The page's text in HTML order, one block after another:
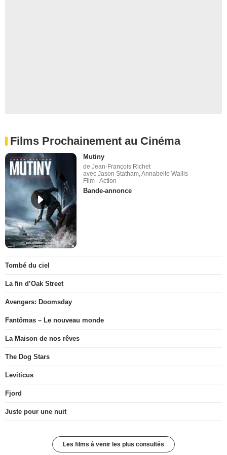
Films Prochainement au Cinéma
Mutiny
de Jean-François Richet
avec Jason Statham, Annabelle Wallis
Film - Action
Bande-annonce
Tombé du ciel
La fin d’Oak Street
Avengers: Doomsday
Fantômas – Le nouveau monde
La Maison de nos rêves
The Dog Stars
Leviticus
Fjord
Juste pour une nuit
Les films à venir les plus consultés